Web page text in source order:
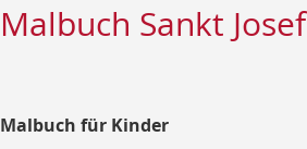
Malbuch Sankt Josef
Malbuch für Kinder